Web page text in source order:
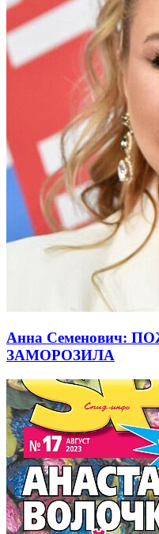
Анна Семенович:
ЗАМОРОЗИЛА